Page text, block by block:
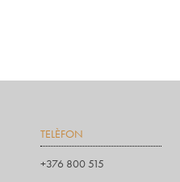
TELÈFON
+376 800 515